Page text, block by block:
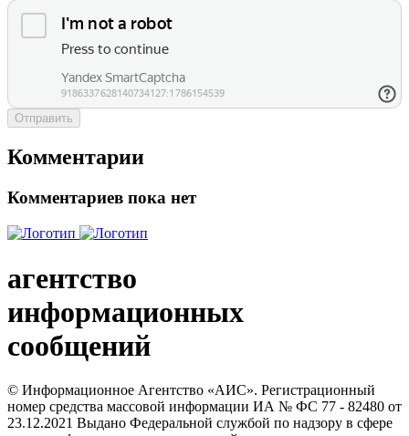
Отправить
Комментарии
Комментариев пока нет
агентство
информационных
сообщений
© Информационное Агентство «АИС». Регистрационный
номер средства массовой информации ИА № ФС 77 - 82480 от
23.12.2021 Выдано Федеральной службой по надзору в сфере